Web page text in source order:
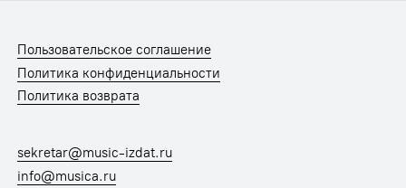
Пользовательское соглашение
Политика конфиденциальности
Политика возврата
sekretar@music-izdat.ru
info@musica.ru